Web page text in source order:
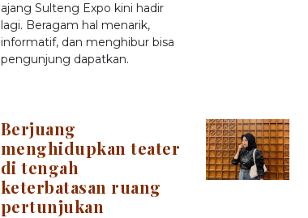
ajang Sulteng Expo kini hadir
lagi. Beragam hal menarik,
informatif, dan menghibur bisa
pengunjung dapatkan.
Berjuang
menghidupkan teater
di tengah
keterbatasan ruang
pertunjukan